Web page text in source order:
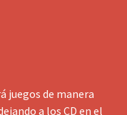
juegos de manera
a los CD en el